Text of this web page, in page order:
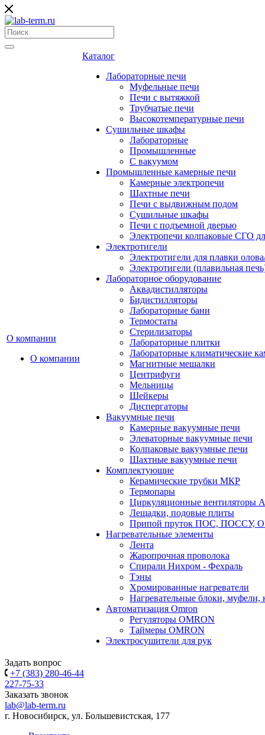
О компании
О компании
Каталог
Лабораторные печи
Муфельные печи
Печи с вытяжкой
Трубчатые печи
Высокотемпературные печи
Сушильные шкафы
Лабораторные
Промышленные
С вакуумом
Промышленные камерные печи
Камерные электропечи
Шахтные печи
Печи с выдвижным подом
Сушильные шкафы
Печи с подъемной дверью
Электропечи колпаковые СГО
Электротигели
Электротигели для плавки
Электротигели (плавильная
Лабораторное оборудование
Аквадистилляторы
Бидистилляторы
Лабораторные бани
Термостаты
Стерилизаторы
Лабораторные плитки
Лабораторные климатические
Магнитные мешалки
Центрифуги
Мельницы
Шейкеры
Диспергаторы
Вакуумные печи
Камерные вакуумные печи
Элеваторные вакуумные печи
Колпаковые вакуумные печи
Шахтные вакуумные печи
Комплектующие
Керамические трубки МКР
Термопары
Циркуляционные вентиляторы
Лещадки, подовые плиты
Припой пруток ПОС, ПОССУ,
Нагревательные элементы
Лента
Жаропрочная проволока
Спирали Нихром - Фехраль
Тэны
Хромированные нагреватели
Нагревательные блоки, муфели,
Автоматизация Omron
Регуляторы OMRON
Таймеры OMRON
Электросушители для рук
Задать вопрос
+7 (383) 280-46-44
227-75-33
Заказать звонок
lab@lab-term.ru
г. Новосибирск, ул. Большевистская, 177